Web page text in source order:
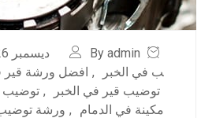
By admin ديسمبر 26, 2020
ب في الخبر
, افضل ورشة قير
توضيب قير في الخبر
, توضيب
مكينة في الدمام
, ورشة توضيب